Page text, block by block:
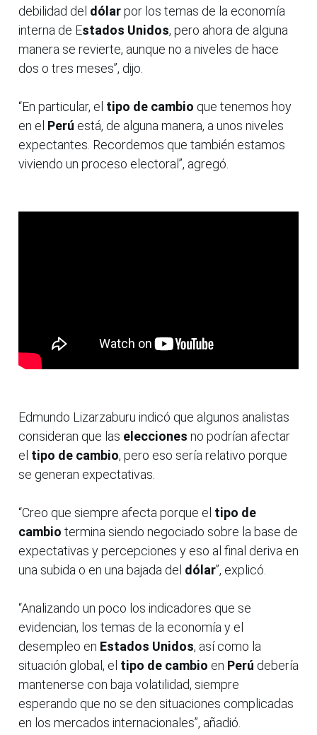
debilidad del dólarpor los temas de la economía
interna de Estados Unidos, pero ahora de alguna
manera se revierte, aunque no a niveles de hace
dos o tres meses”, dijo.
“En particular, el tipo de cambio que tenemos hoy
en el Perú está, de alguna manera, a unos niveles
expectantes. Recordemos que también estamos
viviendo un proceso electoral”, agregó.
Edmundo Lizarzaburu indicó que algunos analistas
consideran que las elecciones no podrían afectar
el tipo de cambio, pero eso sería relativo porque
se generan expectativas.
“Creo que siempre afecta porque el tipo de
cambio termina siendo negociado sobre la base de
expectativas y percepciones y eso al final deriva en
una subida o en una bajada del dólar”, explicó.
“Analizando un poco los indicadores que se
evidencian, los temas de la economía y el
desempleo en Estados Unidos, así como la
situación global, el tipo de cambio en Perú debería
mantenerse con baja volatilidad, siempre
esperando que no se den situaciones complicadas
en los mercados internacionales”, añadió.